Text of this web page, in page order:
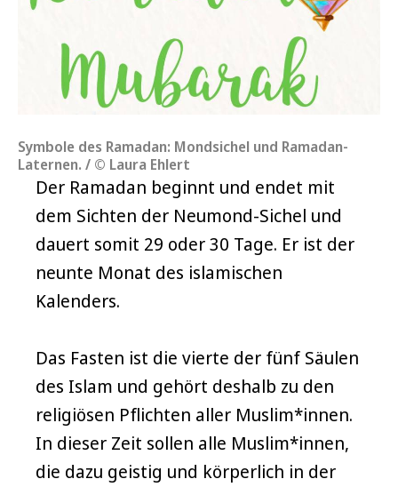
Symbole des Ramadan: Mondsichel und Ramadan-
Laternen. / © Laura Ehlert
Der Ramadan beginnt und endet mit
dem Sichten der Neumond-Sichel und
dauert somit 29 oder 30 Tage. Er ist der
neunte Monat des islamischen
Kalenders.
Das Fasten ist die vierte der fünf Säulen
des Islam und gehört deshalb zu den
religiösen Pflichten aller Muslim*innen.
In dieser Zeit sollen alle Muslim*innen,
die dazu geistig und körperlich in der